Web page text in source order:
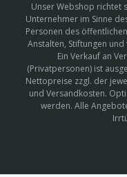
Unser Webshop richtet
Unternehmer im Sinne
Personen des
Anstalten, Stiftungen
Ein Verkauf an
(Privatpersonen) ist
Nettopreise zzgl. der
und Versandkosten.
werden. Alle